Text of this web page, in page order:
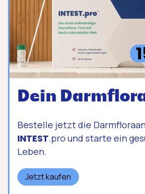
Dein
Bestelle jetzt die
INTEST.pro und starte ein
Leben.
Jetzt kaufen